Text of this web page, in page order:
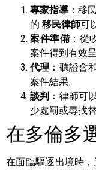
專家指導 ：移
的 移民律師可
案件準備 ：從
案件得到有效呈
代理 ：聽證會
案件結果。
談判 ：律師可
少處罰或尋找
在多倫多
在面臨驅逐出境時